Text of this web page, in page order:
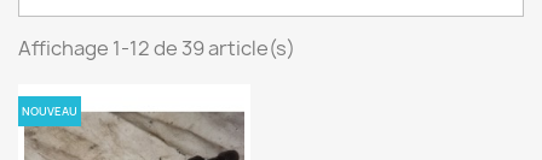
Affichage 1-12 de 39 article(s)
NOUVEAU